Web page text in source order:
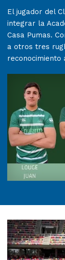
El jugador del
integrar la
Casa Pumas.
a otros tres
reconocimiento